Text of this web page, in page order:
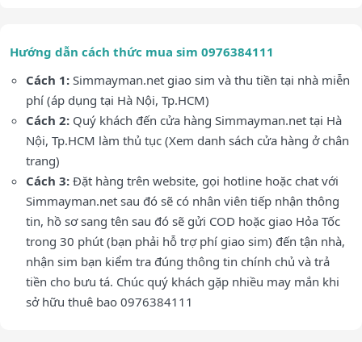
Hướng dẫn cách thức mua sim 0976384111
Cách 1: Simmayman.net giao sim và thu tiền tại nhà miễn
phí (áp dụng tại Hà Nội, Tp.HCM)
Cách 2: Quý khách đến cửa hàng Simmayman.net tại Hà
Nội, Tp.HCM làm thủ tục (Xem danh sách cửa hàng ở chân
trang)
Cách 3: Đặt hàng trên website, gọi hotline hoặc chat với
Simmayman.net sau đó sẽ có nhân viên tiếp nhận thông
tin, hồ sơ sang tên sau đó sẽ gửi COD hoặc giao Hỏa Tốc
trong 30 phút (bạn phải hỗ trợ phí giao sim) đến tận nhà,
nhận sim bạn kiểm tra đúng thông tin chính chủ và trả
tiền cho bưu tá. Chúc quý khách gặp nhiều may mắn khi
sở hữu thuê bao 0976384111